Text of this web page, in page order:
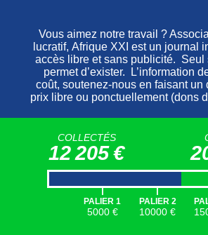
mener des opérations
militaires depuis Paris en
gouvernement génocidaire,
l’embargo de l’ONU, et ce,
vraisemblablement en lien
hautes sphères de l’État
SOUTENEZ
AFRIQUE XXI EST UN MÉDIAGRATUIT ET
COLLECTÉS
12 205 €
|
PALIER 1
5000 €
|
PALIER 2
10000 €